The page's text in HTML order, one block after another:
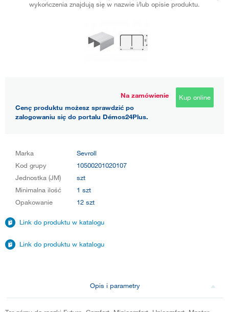
wykończenia znajdują się w nazwie i/lub opisie produktu.
Na zamówienie
Cenę produktu możesz sprawdzić po
zalogowaniu się do portalu Démos24Plus.
Kup online
Marka
Sevroll
Kod grupy
10500201020107
Jednostka (JM)
szt
Minimalna ilość
1 szt
Opakowanie
12 szt
Link do produktu w katalogu
Link do produktu w katalogu
Opis i parametry